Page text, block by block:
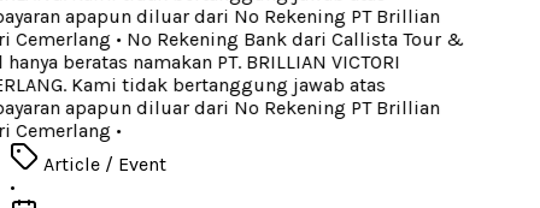
apapun diluar dari No Rekening PT Brillian
Cemerlang• No Rekening Bank dari Callista Tour &
beratas namakan PT. BRILLIAN VICTORI
Kami tidak bertanggung jawab atas
apapun diluar dari No Rekening PT Brillian
Cemerlang•
Article / Event
•